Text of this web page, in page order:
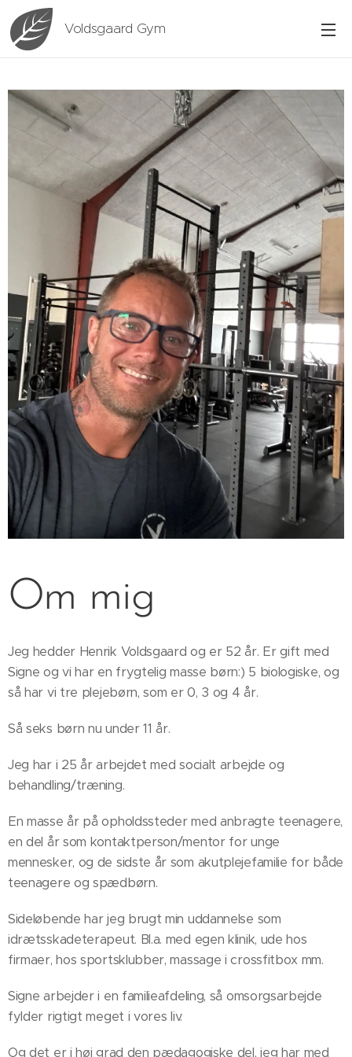
Voldsgaard Gym
Om mig
Jeg hedder Henrik Voldsgaard og er 52 år. Er gift med
Signe og vi har en frygtelig masse børn:) 5 biologiske, og
så har vi tre plejebørn, som er 0, 3 og 4 år.
Så seks børn nu under 11 år.
Jeg har i 25 år arbejdet med socialt arbejde og
behandling/træning.
En masse år på opholdssteder med anbragte teenagere,
en del år som kontaktperson/mentor for unge
mennesker, og de sidste år som akutplejefamilie for både
teenagere og spædbørn.
Sideløbende har jeg brugt min uddannelse som
idrætsskadeterapeut. Bl.a. med egen klinik, ude hos
firmaer, hos sportsklubber, massage i crossfitbox mm.
Signe arbejder i en familieafdeling, så omsorgsarbejde
fylder rigtigt meget i vores liv.
Og det er i høj grad den pædagogiske del, jeg har med